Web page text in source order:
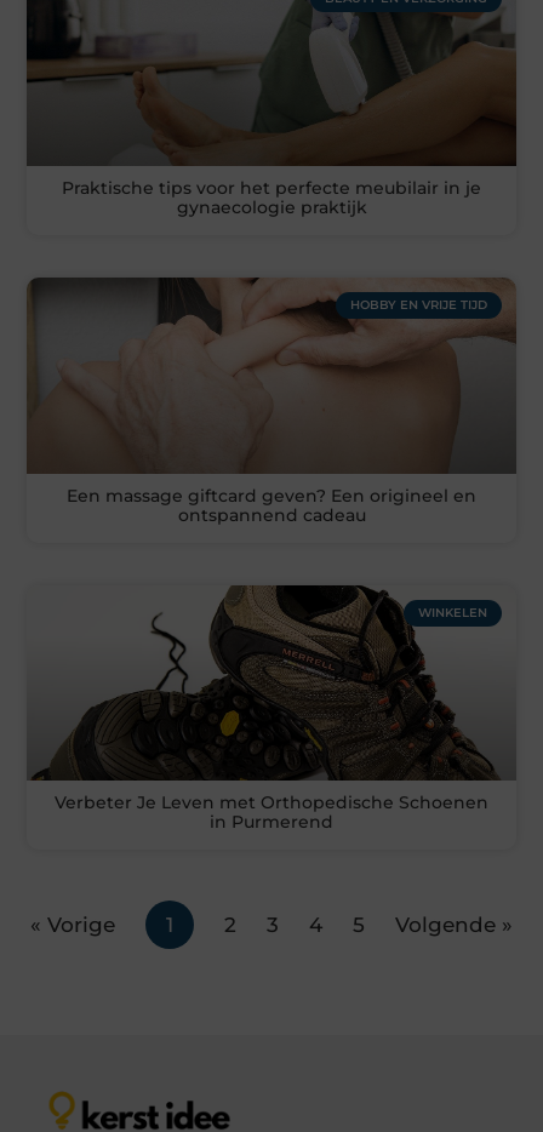
Praktische tips voor het perfecte meubilair in je
gynaecologie praktijk
HOBBY EN VRIJE TIJD
Een massage giftcard geven? Een origineel en
ontspannend cadeau
WINKELEN
Verbeter Je Leven met Orthopedische Schoenen
in Purmerend
« Vorige 1 2 3 4 5 Volgende »